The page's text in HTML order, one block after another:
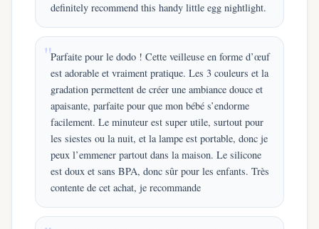
definitely recommend this handy little egg nightlight.
Parfaite pour le dodo ! Cette veilleuse en forme d’œuf
est adorable et vraiment pratique. Les 3 couleurs et la
gradation permettent de créer une ambiance douce et
apaisante, parfaite pour que mon bébé s’endorme
facilement. Le minuteur est super utile, surtout pour
les siestes ou la nuit, et la lampe est portable, donc je
peux l’emmener partout dans la maison. Le silicone
est doux et sans BPA, donc sûr pour les enfants. Très
contente de cet achat, je recommande